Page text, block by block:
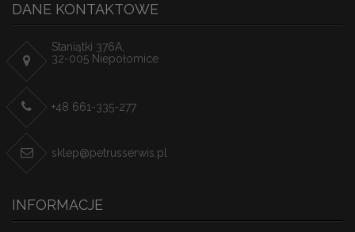
DANE KONTAKTOWE
Staniątki 376A,
32-005 Niepołomice
+48 661-335-277
sklep@petrusserwis.pl
INFORMACJE